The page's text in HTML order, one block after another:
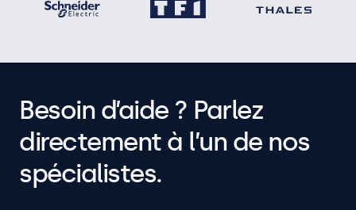
Besoin d’aide ? Parlez
directement à l’un de nos
spécialistes.